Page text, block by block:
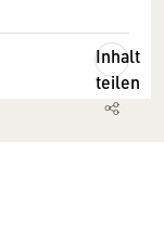
Inhalt
teilen